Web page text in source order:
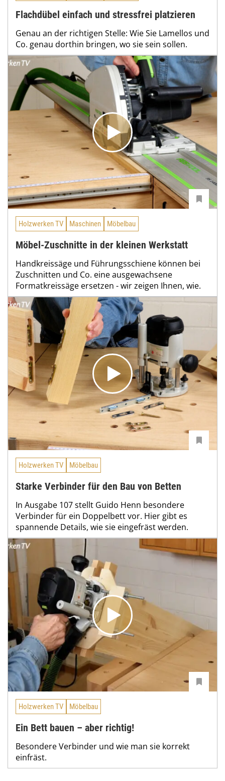
Flachdübel einfach und stressfrei platzieren
Genau an der richtigen Stelle: Wie Sie Lamellos und
Co. genau dorthin bringen, wo sie sein sollen.
Holzwerken TV Maschinen Möbelbau
Möbel-Zuschnitte in der kleinen Werkstatt
Handkreissäge und Führungsschiene können bei
Zuschnitten und Co. eine ausgewachsene
Formatkreissäge ersetzen - wir zeigen Ihnen, wie.
Holzwerken TV Möbelbau
Starke Verbinder für den Bau von Betten
In Ausgabe 107 stellt Guido Henn besondere
Verbinder für ein Doppelbett vor. Hier gibt es
spannende Details, wie sie eingefräst werden.
Holzwerken TV Möbelbau
Ein Bett bauen – aber richtig!
Besondere Verbinder und wie man sie korrekt
einfräst.